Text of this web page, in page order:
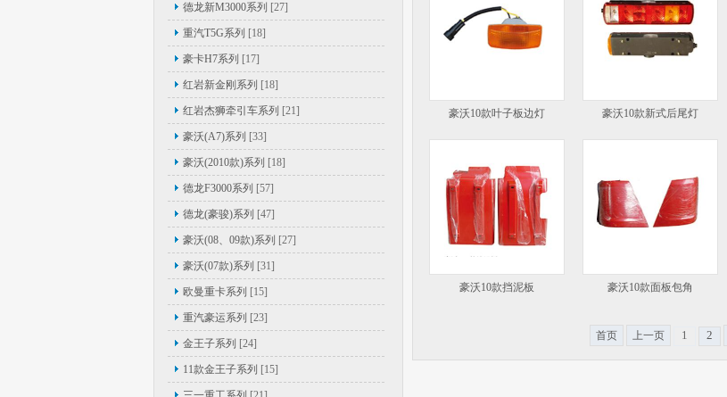
德龙新M3000系列 [27]
重汽T5G系列 [18]
豪卡H7系列 [17]
红岩新金刚系列 [18]
红岩杰狮牵引车系列 [21]
豪沃(A7)系列 [33]
豪沃(2010款)系列 [18]
德龙F3000系列 [57]
德龙(豪骏)系列 [47]
豪沃(08、09款)系列 [27]
豪沃(07款)系列 [31]
欧曼重卡系列 [15]
重汽豪运系列 [23]
金王子系列 [24]
11款金王子系列 [15]
豪沃10款叶子板边灯 豪沃10款新式后尾灯
豪沃10款挡泥板 豪沃10款面板包角
首页 上一页 1 2